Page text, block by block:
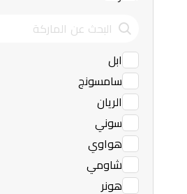
ابل
سامسونج
الريان
سوني
هواوي
شاومي
هونر